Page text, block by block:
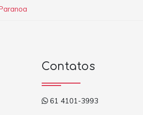
Contatos
61 4101-3993